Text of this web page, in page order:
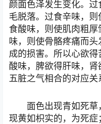
颜面色泽发生变化。
毛脱落。过食辛味，
食酸味，则使肌肉粗
味，则使骨骼疼痛而
成的损害。所以心欲
酸味，脾欲得肝味，
五脏之气相合的对应关
面色出现青如死
现黄如枳实的，为死